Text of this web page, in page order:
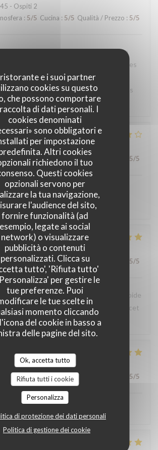
e i suoi partner
cookies su questo
che possono comportare
di dati personali. I
cookies denominati
sono obbligatori e
per impostazione
Altri cookies
richiedono il tuo
Questi cookies
opzionali servono per
la tua navigazione,
l'audience del sito,
fornire funzionalità (ad
esempio, legate ai social
network) o visualizzare
pubblicità o contenuti
personalizzati. Clicca su
tutto', 'Rifiuta tutto'
per gestire le
tue preferenze. Puoi
le tue scelte in
momento cliccando
del cookie in basso a
delle pagine del sito.
Ok, accetta tutto
Rifiuta tutti i cookie
Personalizza
di protezione dei dati personali
Politica di gestione dei cookie
- Ospiti 2
: 5/5 Cucina : 5/5 Qualità / Prezzo : 5/5
et professionnel, table agréable, carte
choix de plats. Les produits sont frais, les
et le service est particulièrement
adresse que je recommande à tous
dans la région.
- Ospiti 2
5 /5 Cucina Qualità / Prezzo 5/5
ontvagst, zeer goede prijs kwaliteit,
een aanradee
- Ospiti 4
: 5/5 Cucina:5/5 Qualità / Prezzo 5/5
carte avec du choix ,service rapide
agréable, prix raisonnables..merci pour cet
en terrasse.
- Ospiti 3
: 5/5 Cucina: 5/5 Qualità / Prezzo 5/5
! Très bon accueil !